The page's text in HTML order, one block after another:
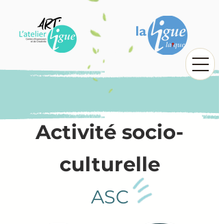
Activité socio-
culturelle
ASC